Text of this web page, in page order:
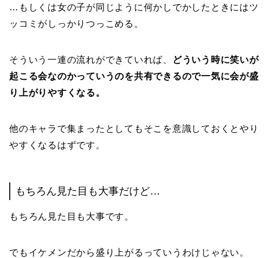
…もしくは女の子が同じように何かしでかしたときにはツ
ッコミがしっかりつっこめる。
そういう一連の流れができていれば、
どういう時に笑いが
起こる会なのかっていうのを共有できるので一気に会が盛
り上がりやすくなる。
他のキャラで集まったとしてもそこを意識しておくとやり
やすくなるはずです。
もちろん見た目も大事だけど…
もちろん見た目も大事です。
でもイケメンだから盛り上がるっていうわけじゃない。